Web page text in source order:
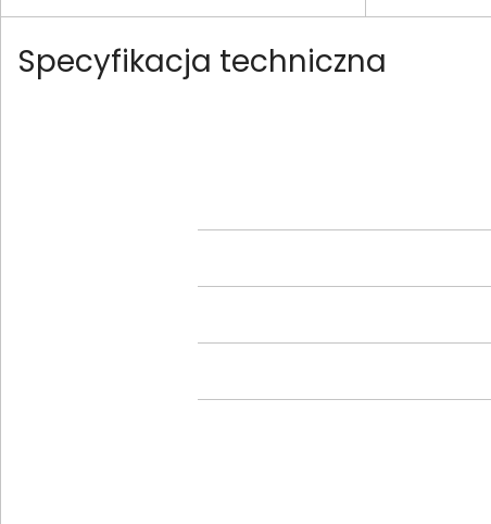
Specyfikacja techniczna